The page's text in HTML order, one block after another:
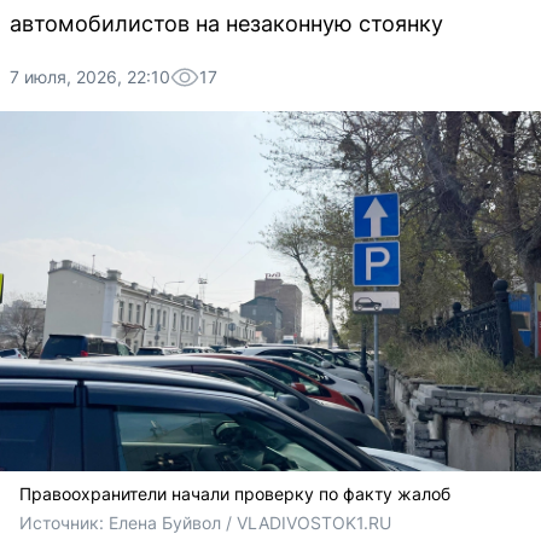
автомобилистов на незаконную стоянку
7 июля, 2026, 22:10 17
Правоохранители начали проверку по факту жалоб
Источник: Елена Буйвол / VLADIVOSTOK1.RU